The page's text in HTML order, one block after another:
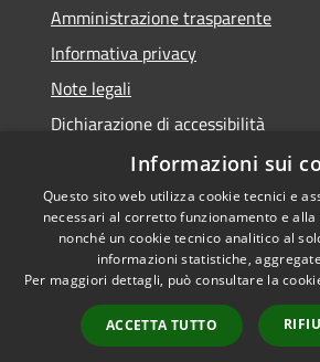
Amministrazione trasparente
Informativa privacy
Note legali
Dichiarazione di accessibilità
Whistleblowing
RSS
Accessibilità
Informazioni sui
Questo sito web utilizza cookie tecnici e
necessari al corretto funzionamento e
nonché un cookie tecnico analitico al
informazioni statistiche,
Per maggiori dettagli, può consultare la
ACCETTA TUTTO